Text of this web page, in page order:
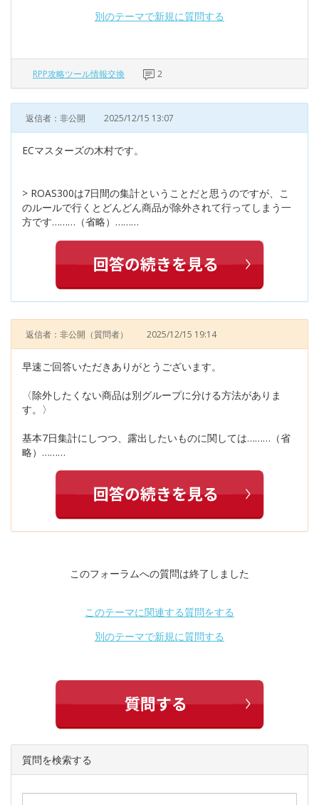
別のテーマで新規に質問する
RPP攻略ツール情報交換 2
返信者：非公開 2025/12/15 13:07
ECマスターズの木村です。
> ROAS300は7日間の集計ということだと思うのですが、こ
のルールで行くとどんどん商品が除外されて行ってしまう一
方です………（省略）………
返信者：非公開 （質問者） 2025/12/15 19:14
早速ご回答いただきありがとうございます。
〈除外したくない商品は別グループに分ける方法がありま
す。〉
基本7日集計にしつつ、露出したいものに関しては………（省
略）………
このフォーラムへの質問は終了しました
このテーマに関連する質問をする
別のテーマで新規に質問する
質問を検索する